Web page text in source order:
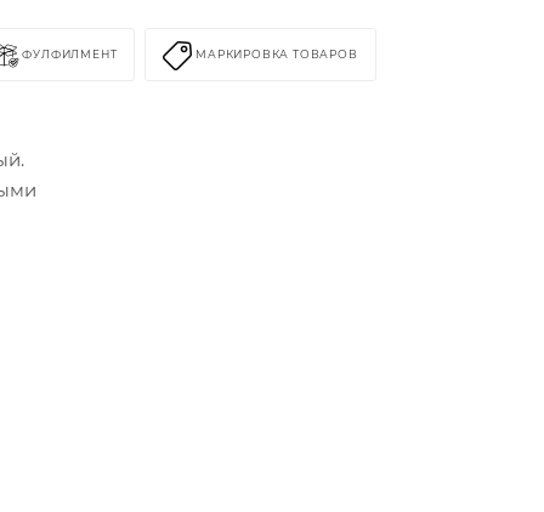
ФУЛФИЛМЕНТ МАРКИРОВКА ТОВАРОВ